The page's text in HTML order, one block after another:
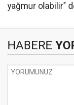
yağmur olabilir"
HABERE